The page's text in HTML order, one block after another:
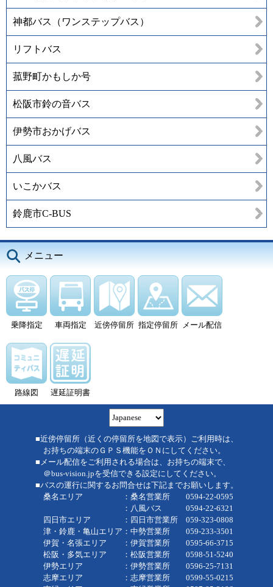
神都バス（ワンステップバス）
リフトバス
菰野町かもしか号
松阪市鈴の音バス
伊勢市おかげバス
八風バス
いこかバス
鈴鹿市C-BUS
メニュー
乗降指定 車両指定 近傍停留所 指定停留所 メール配信
路線図 遅延証明書
■近傍停留所（近くの停留所を地図で表示）ご利用時は、
お持ちの端末のＧＰＳ機能をＯＮにしてください。
■メール配信をご利用される場合は、お持ちの端末で、
＠bus-vision.jpを受信できる設定にしてください。
■バスの運行に関するお問合せは下記までお願いします。
桑名エリア ：桑名営業所 0594-22-0595
：八風バス 0594-22-6321
四日市エリア ：四日市営業所 059-323-0808
津・鈴鹿・亀山エリア：中勢営業所 059-233-3501
伊賀・名張エリア ：伊賀営業所 0595-66-3715
松阪・多気エリア ：松阪営業所 0598-51-5240
伊勢エリア ：伊勢営業所 0596-25-7131
志摩エリア ：志摩営業所 0599-55-0215